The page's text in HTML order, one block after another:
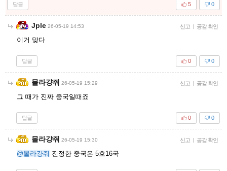
답글 0
5
Jple 26-05-19 14:53 신고 | 공감 확인
이거 맞다
답글 0
0
몰라걍줘 26-05-19 15:29 신고 | 공감 확인
그 때가 진짜 중국일때죠
답글 0
0
몰라걍줘 26-05-19 15:30 신고 | 공감 확인
@몰라걍줘 진정한 중국은 5호16국